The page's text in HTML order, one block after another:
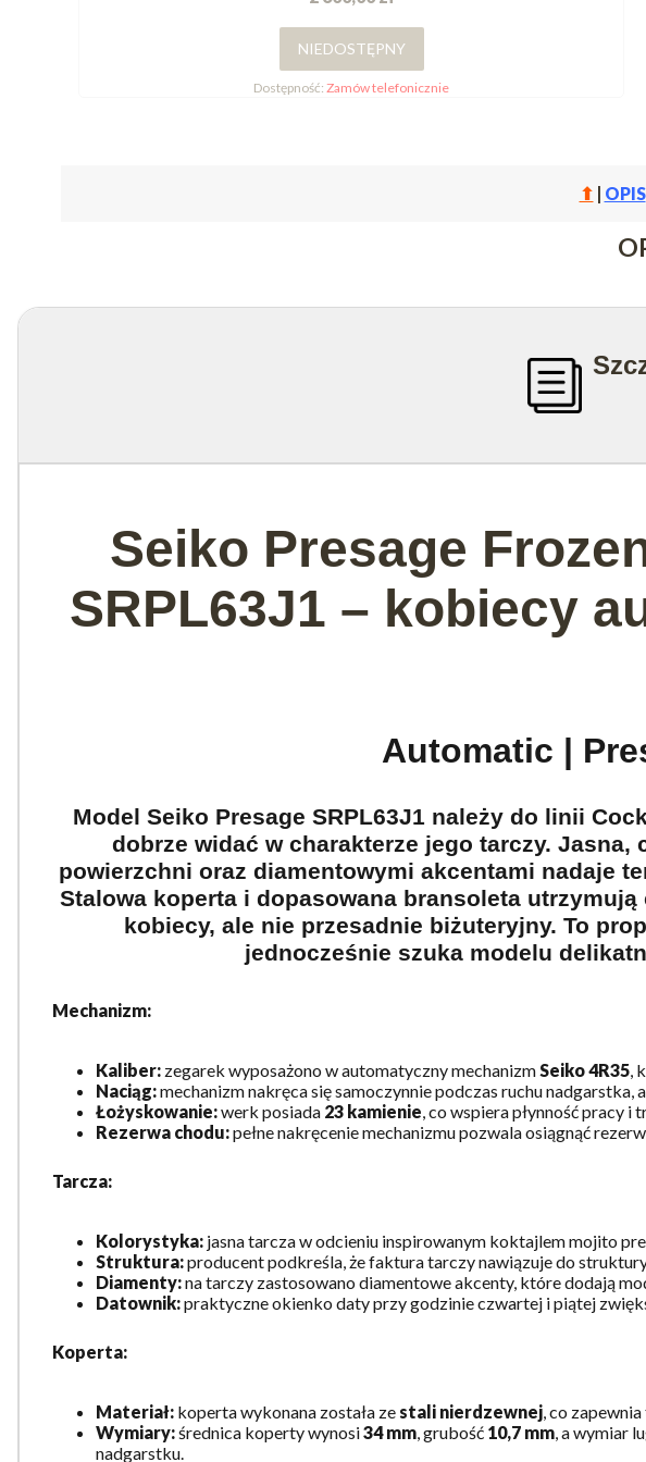
NIEDOSTĘPNY
Dostępność: Zamów telefonicznie
⬆ | OPIS
Seiko Presage
SRPL63J1 – kobiecy
Automatic |
Model Seiko Presage SRPL63J1 należy do linii
dobrze widać w charakterze jego tarczy. Jasna,
powierzchni oraz diamentowymi akcentami nadaje
Stalowa koperta i dopasowana bransoleta
kobiecy, ale nie przesadnie biżuteryjny. To
jednocześnie szuka modelu
Mechanizm:
Kaliber: zegarek wyposażono w automatyczny mechanizmSeiko 4R35,
Naciąg:mechanizm nakręca się samoczynnie podczas ruchu
Łożyskowanie:werk posiada 23 kamienie, co wspiera płynność pracy i
Rezerwa chodu:pełne nakręcenie mechanizmu pozwala osiągnąć
Tarcza:
Kolorystyka: jasna tarcza w odcieniu inspirowanym koktajlem mojito
Struktura:producent podkreśla, że faktura tarczy nawiązuje do
Diamenty:na tarczy zastosowano diamentowe akcenty, które dodają
Datownik:praktyczne okienko daty przy godzinie czwartej i piątej
Koperta:
Materiał: koperta wykonana została ze stali nierdzewnej, co
Wymiary:średnica koperty wynosi34 mm, grubość 10,7 mm, a wymiar
nadgarstku.